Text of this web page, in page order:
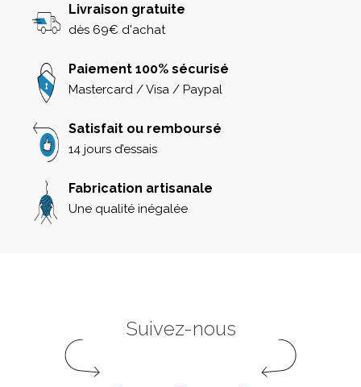
Livraison gratuite
dès 69€ d'achat
Paiement 100% sécurisé
Mastercard / Visa / Paypal
Satisfait ou remboursé
14 jours d’essais
Fabrication artisanale
Une qualité inégalée
Suivez-nous